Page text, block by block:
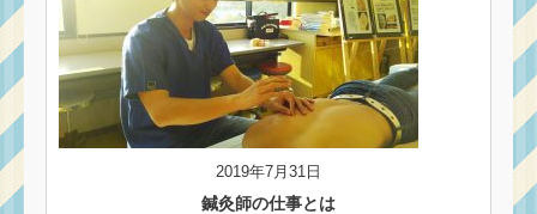
2019年7月31日
鍼灸師の仕事とは